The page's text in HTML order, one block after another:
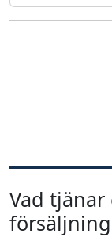
Vad